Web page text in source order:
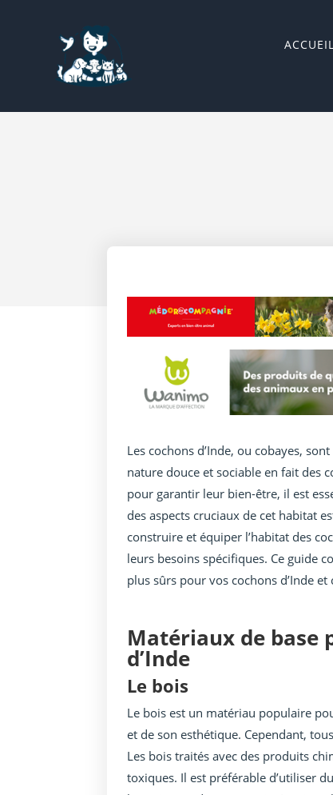
ACCUEIL
Les cochons d’Inde, ou cobayes,
nature douce et sociable en fait des
pour garantir leur bien-être, il est
des aspects cruciaux de cet habitat
construire et équiper l’habitat des
leurs besoins spécifiques. Ce guide
plus sûrs pour vos cochons d’Inde
Matériaux de base
d’Inde
Le bois
Le bois est un matériau populaire
et de son esthétique. Cependant,
Les bois traités avec des produits
toxiques. Il est préférable d’utiliser